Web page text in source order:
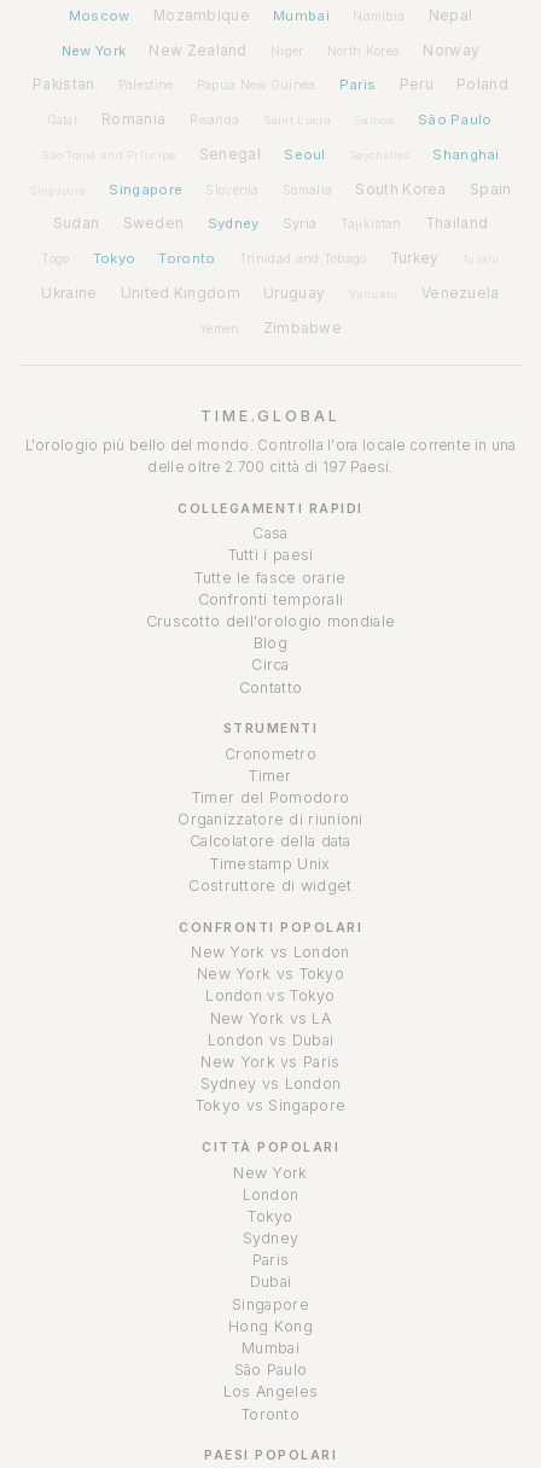
Moscow Mozambique Mumbai Namibia Nepal
New York New Zealand Niger North Korea Norway
Pakistan Palestine Papua New Guinea Paris Peru Poland
Qatar Romania Rwanda Saint Lucia Samoa São Paulo
São Tomé and Príncipe Senegal Seoul Seychelles Shanghai
Singapore Slovenia Somalia South Korea Spain
Sudan Sweden Sydney Syria Tajikistan Thailand
Togo Tokyo Toronto Trinidad and Tobago Turkey Tuvalu
Ukraine United Kingdom Uruguay Vanuatu Venezuela
Yemen Zimbabwe
TIME.GLOBAL
L'orologio più bello del mondo. Controlla l'ora locale corrente in una
delle oltre 2.700 città di 197 Paesi.
COLLEGAMENTI RAPIDI
Casa
Tutti i paesi
Tutte le fasce orarie
Confronti temporali
Cruscotto dell'orologio mondiale
Blog
Circa
Contatto
STRUMENTI
Cronometro
Timer
Timer del Pomodoro
Organizzatore di riunioni
Calcolatore della data
Timestamp Unix
Costruttore di widget
CONFRONTI POPOLARI
New York vs London
New York vs Tokyo
London vs Tokyo
New York vs LA
London vs Dubai
New York vs Paris
Sydney vs London
Tokyo vs Singapore
CITTÀ POPOLARI
New York
London
Tokyo
Sydney
Paris
Dubai
Singapore
Hong Kong
Mumbai
São Paulo
Los Angeles
Toronto
PAESI POPOLARI